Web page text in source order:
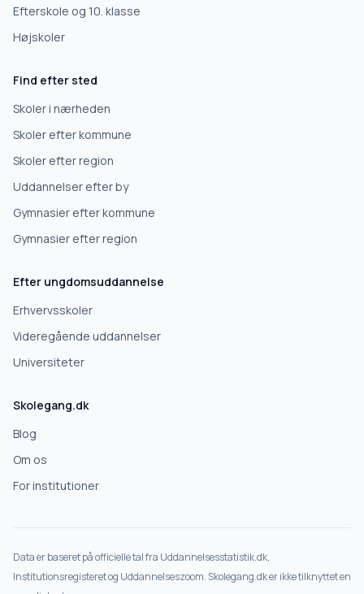
Efterskole og 10. klasse
Højskoler
Find efter sted
Skoler i nærheden
Skoler efter kommune
Skoler efter region
Uddannelser efter by
Gymnasier efter kommune
Gymnasier efter region
Efter ungdomsuddannelse
Erhvervsskoler
Videregående uddannelser
Universiteter
Skolegang.dk
Blog
Om os
For institutioner
Data er baseret på officielle tal fra Uddannelsesstatistik.dk,
Institutionsregisteret og Uddannelseszoom. Skolegang.dk er ikke tilknyttet en